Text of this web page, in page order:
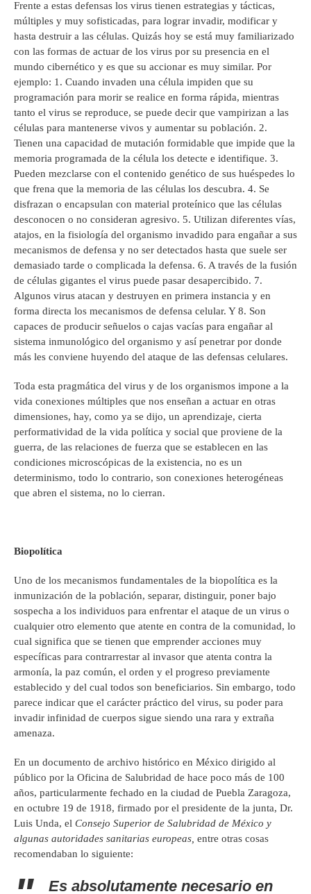
Frente a estas defensas los virus tienen estrategias y tácticas,
múltiples y muy sofisticadas, para lograr invadir, modificar y
hasta destruir a las células. Quizás hoy se está muy familiarizado
con las formas de actuar de los virus por su presencia en el
mundo cibernético y es que su accionar es muy similar. Por
ejemplo: 1. Cuando invaden una célula impiden que su
programación para morir se realice en forma rápida, mientras
tanto el virus se reproduce, se puede decir que vampirizan a las
células para mantenerse vivos y aumentar su población. 2.
Tienen una capacidad de mutación formidable que impide que la
memoria programada de la célula los detecte e identifique. 3.
Pueden mezclarse con el contenido genético de sus huéspedes lo
que frena que la memoria de las células los descubra. 4. Se
disfrazan o encapsulan con material proteínico que las células
desconocen o no consideran agresivo. 5. Utilizan diferentes vías,
atajos, en la fisiología del organismo invadido para engañar a sus
mecanismos de defensa y no ser detectados hasta que suele ser
demasiado tarde o complicada la defensa. 6. A través de la fusión
de células gigantes el virus puede pasar desapercibido. 7.
Algunos virus atacan y destruyen en primera instancia y en
forma directa los mecanismos de defensa celular. Y 8. Son
capaces de producir señuelos o cajas vacías para engañar al
sistema inmunológico del organismo y así penetrar por donde
más les conviene huyendo del ataque de las defensas celulares.
Toda esta pragmática del virus y de los organismos impone a la
vida conexiones múltiples que nos enseñan a actuar en otras
dimensiones, hay, como ya se dijo, un aprendizaje, cierta
performatividad de la vida política y social que proviene de la
guerra, de las relaciones de fuerza que se establecen en las
condiciones microscópicas de la existencia, no es un
determinismo, todo lo contrario, son conexiones heterogéneas
que abren el sistema, no lo cierran.
Biopolítica
Uno de los mecanismos fundamentales de la biopolítica es la
inmunización de la población, separar, distinguir, poner bajo
sospecha a los individuos para enfrentar el ataque de un virus o
cualquier otro elemento que atente en contra de la comunidad, lo
cual significa que se tienen que emprender acciones muy
específicas para contrarrestar al invasor que atenta contra la
armonía, la paz común, el orden y el progreso previamente
establecido y del cual todos son beneficiarios. Sin embargo, todo
parece indicar que el carácter práctico del virus, su poder para
invadir infinidad de cuerpos sigue siendo una rara y extraña
amenaza.
En un documento de archivo histórico en México dirigido al
público por la Oficina de Salubridad de hace poco más de 100
años, particularmente fechado en la ciudad de Puebla Zaragoza,
en octubre 19 de 1918, firmado por el presidente de la junta, Dr.
Luis Unda, el Consejo Superior de Salubridad de México y
algunas autoridades sanitarias europeas, entre otras cosas
recomendaban lo siguiente:
Es absolutamente necesario en